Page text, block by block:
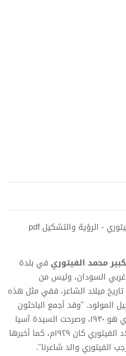
تحميل كتاب شعر محمد الفيتوري - الرؤية والتشكيل pdf
محمد الفيتوري في بلدة
غربي السودان، وليس من
ميلاد الشاعر، ففي مثل هذه
المولود. "وقد أجمع الباحثون
على أن تاريخ ولادة الفيتوري هو ۱۹۳۰، وصرحت السيدة آسيا
زوج الشاعر السابقة أن ميلاد الفيتوري كان ۱۹۲۹م، كما أخبرها
الفيتوري والد شاعرنا".